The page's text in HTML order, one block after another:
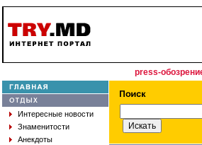
press-
Интересные новости
Знаменитости
Анекдоты